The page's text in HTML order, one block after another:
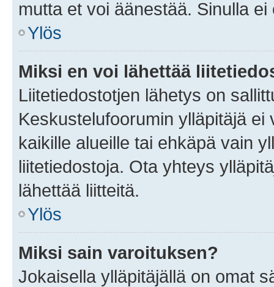
mutta et voi äänestää. Sinulla
Ylös
Miksi en voi lähettää
Liitetiedostotjen lähetys on
Keskustelufoorumin ylläpitäjä
kaikille alueille tai ehkäpä vain
liitetiedostoja. Ota yhteys
lähettää liitteitä.
Ylös
Miksi sain varoituksen?
Jokaisella ylläpitäjällä on omat